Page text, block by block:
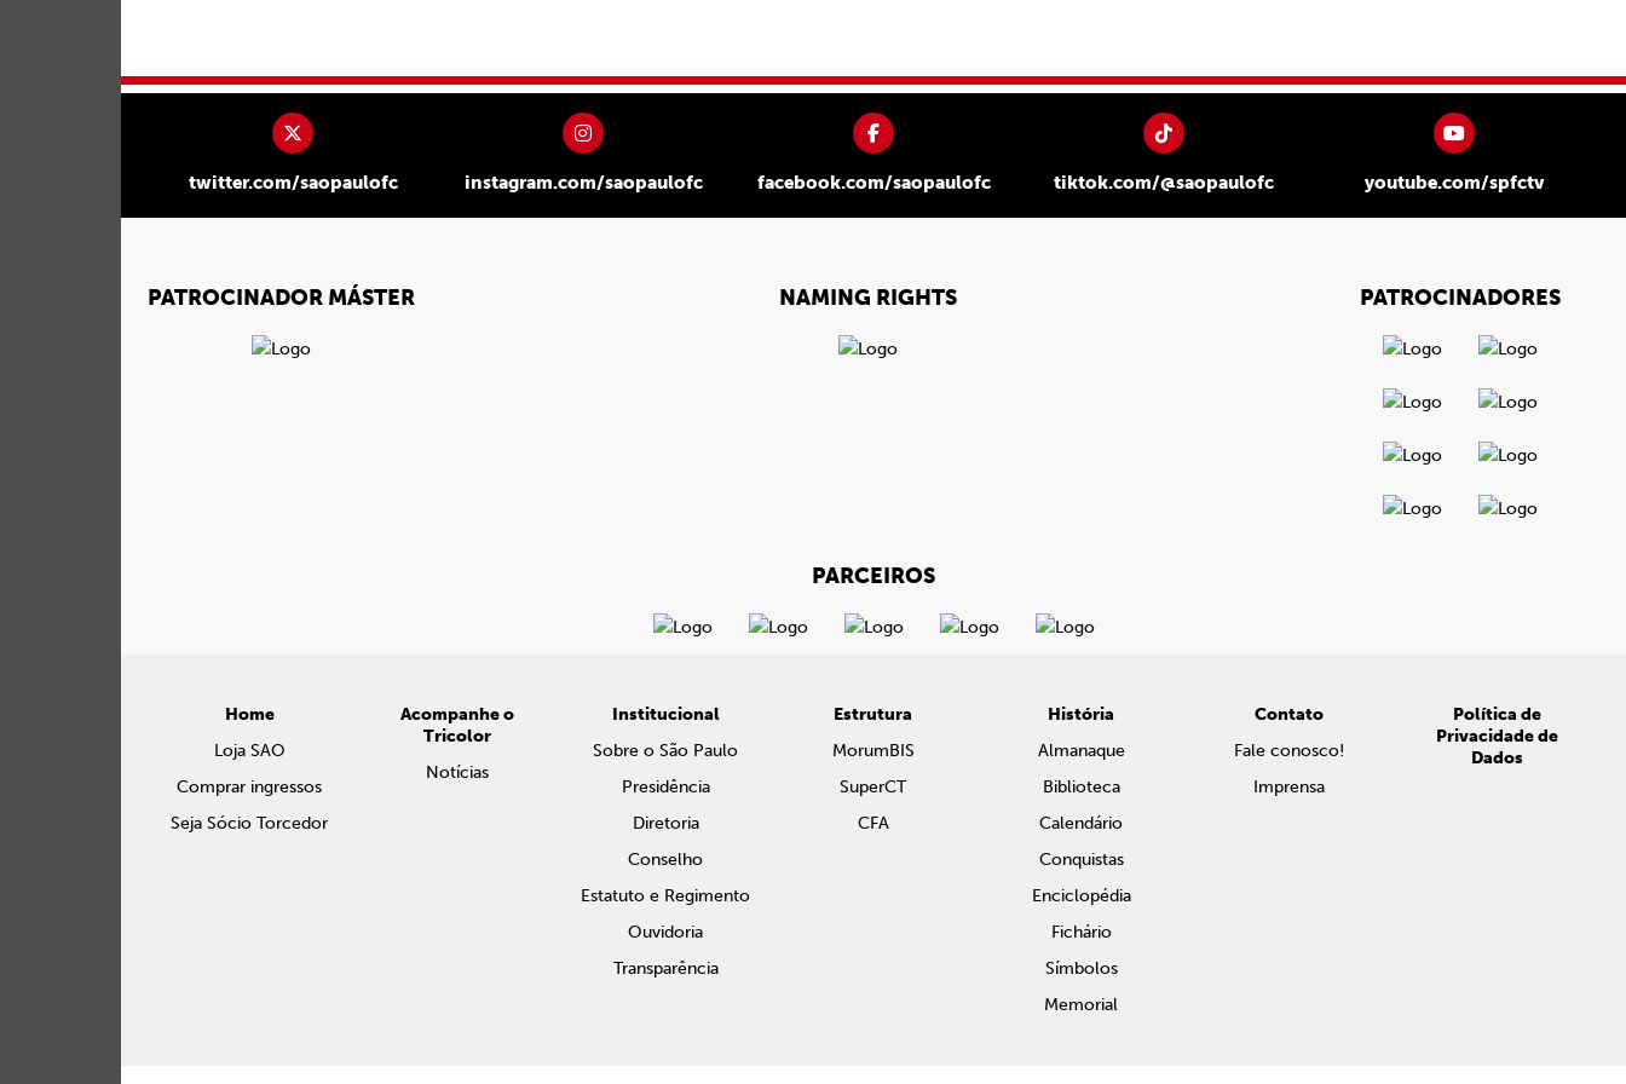
twitter.com/saopaulofc instagram.com/saopaulofc facebook.com/saopaulofc tiktok.com/@saopaulofc youtube.com/spfctv
PATROCINADOR MÁSTER NAMING RIGHTS PATROCINADORES
PARCEIROS
Home
Loja SAO
Comprar ingressos
Seja Sócio Torcedor
Acompanhe o
Tricolor
Notícias
Institucional
Sobre o São Paulo
Presidência
Diretoria
Conselho
Estatuto e Regimento
Ouvidoria
Transparência
Estrutura
MorumBIS
SuperCT
CFA
História
Almanaque
Biblioteca
Calendário
Conquistas
Enciclopédia
Fichário
Símbolos
Memorial
Contato
Fale conosco!
Imprensa
Política de
Privacidade de
Dados